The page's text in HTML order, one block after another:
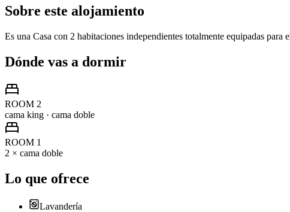
Sobre este alojamiento
Es una Casa con 2 habitaciones independientes totalmente equipadas
Dónde vas a dormir
ROOM 2
cama king · cama doble
ROOM 1
2 × cama doble
Lo que ofrece
Lavandería